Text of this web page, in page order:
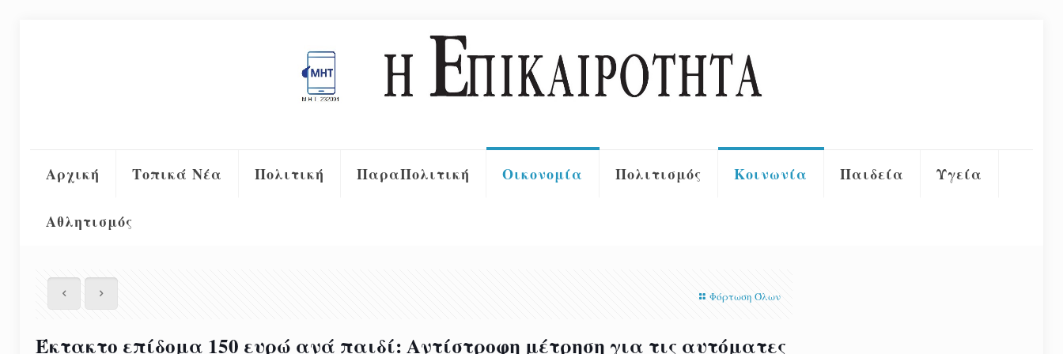
Αρχική Τοπικά Νέα Πολιτική ΠαραΠολιτική Οικονομία Πολιτισμός Κοινωνία Παιδεία Υγεία
Αθλητισμός
Φόρτωση Όλων
Έκτακτο επίδομα 150 ευρώ ανά παιδί: Αντίστροφη μέτρηση για τις αυτόματες